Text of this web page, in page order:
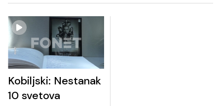
Kobiljski: Nestanak
10 svetova